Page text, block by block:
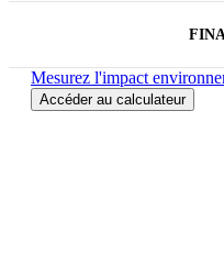
Mesurez l'impact
Accéder au calculateur